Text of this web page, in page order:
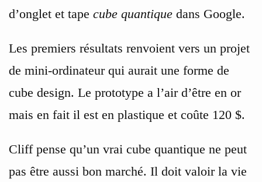
d’onglet et tape cube quantique dans Google.
Les premiers résultats renvoient vers un projet
de mini-ordinateur qui aurait une forme de
cube design. Le prototype a l’air d’être en or
mais en fait il est en plastique et coûte 120 $.
Cliff pense qu’un vrai cube quantique ne peut
pas être aussi bon marché. Il doit valoir la vie